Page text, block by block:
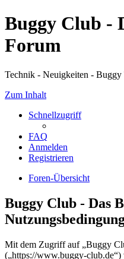
Buggy Club -
Forum
Technik - Neuigkeiten - Buggy
Zum Inhalt
Schnellzugriff
FAQ
Anmelden
Registrieren
Foren-Übersicht
Buggy Club - Das
Mit dem Zugriff auf „Buggy
(„https://www.buggy-